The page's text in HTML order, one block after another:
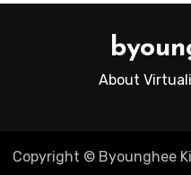
About
Copyright © Byounghee